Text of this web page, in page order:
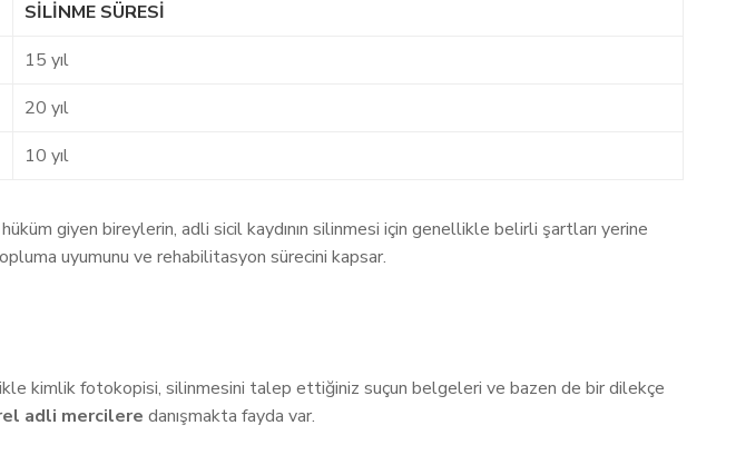
SILINME SÜRESI
15 yıl
20 yıl
10 yıl
giyen bireylerin, adli sicil kaydının silinmesi için genellikle belirli şartları yerine
uyumunu ve rehabilitasyon sürecini kapsar.
kimlik fotokopisi, silinmesini talep ettiğiniz suçun belgeleri ve bazen de bir dilekçe
adli mercilere danışmakta fayda var.